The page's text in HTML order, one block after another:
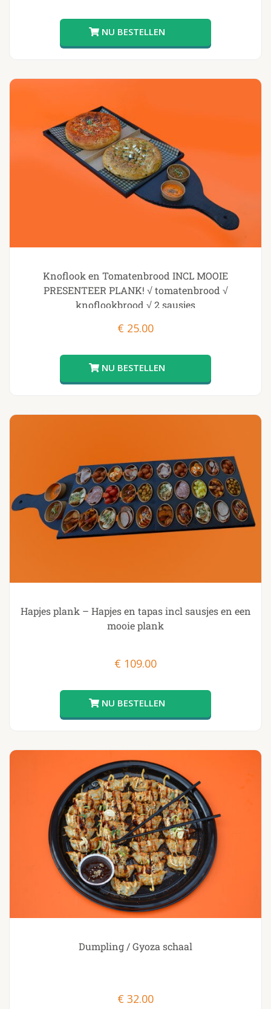
Knoflook en Tomatenbrood INCL MOOIE
PRESENTEER PLANK! √ tomatenbrood √
knoflookbrood √ 2 sausjes
€ 25.00
Hapjes plank – Hapjes en tapas incl sausjes en een
mooie plank
€ 109.00
Dumpling / Gyoza schaal
€ 32.00